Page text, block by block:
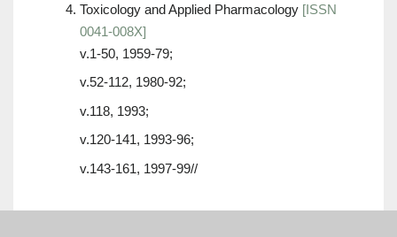
Toxicology and Applied Pharmacology [ISSN
0041-008X]
v.1-50, 1959-79;
v.52-112, 1980-92;
v.118, 1993;
v.120-141, 1993-96;
v.143-161, 1997-99//